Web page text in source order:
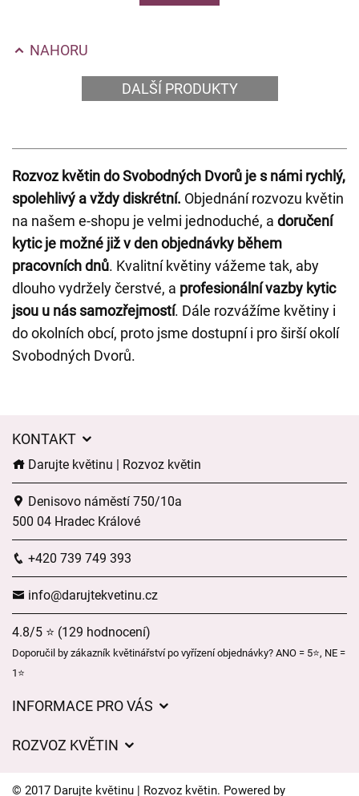
NAHORU
DALŠÍ PRODUKTY
Rozvoz květin do Svobodných Dvorů je s námi rychlý,
spolehlivý a vždy diskrétní. Objednání rozvozu květin
na našem e-shopu je velmi jednoduché, a doručení
kytic je možné již v den objednávky během
pracovních dnů. Kvalitní květiny vážeme tak, aby
dlouho vydržely čerstvé, a profesionální vazby kytic
jsou u nás samozřejmostí. Dále rozvážíme květiny i
do okolních obcí, proto jsme dostupní i pro širší okolí
Svobodných Dvorů.
KONTAKT
Darujte květinu | Rozvoz květin
Denisovo náměstí 750/10a
500 04 Hradec Králové
+420 739 749 393
info@darujtekvetinu.cz
4.8/5 ⭐ (129 hodnocení)
Doporučil by zákazník květinářství po vyřízení objednávky? ANO = 5⭐, NE =
1⭐
INFORMACE PRO VÁS
Často kladené dotazy
ROZVOZ KVĚTIN
© 2017 Darujte květinu | Rozvoz květin. Powered by